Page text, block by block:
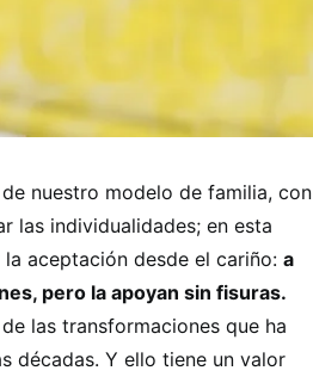
nuestro modelo de familia, con
las individualidades; en esta
aceptación desde el cariño: a
pero la apoyan sin fisuras.
las transformaciones que ha
décadas. Y ello tiene un valor